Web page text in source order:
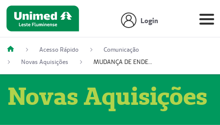
Login
Acesso Rápido
Comunicação
Novas Aquisições
MUDANÇA DE ENDEREÇO - DIAGITAB SERVIÇOS MÉDICOS LTDA (54003267-5)
Novas Aquisições